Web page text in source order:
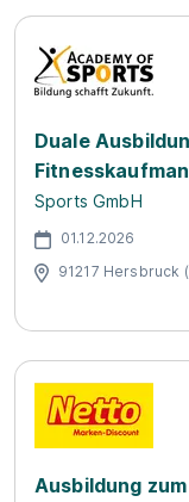
Duale
Sports GmbH
01.12.2026
91217 Hersbruck
Ausbildung